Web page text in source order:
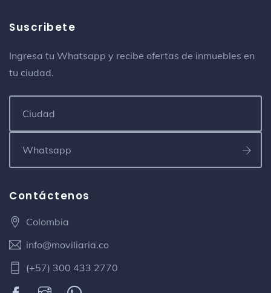
Suscribete
Ingresa tu Whatsapp y recibe ofertas de inmuebles en
tu ciudad.
Contáctenos
Colombia
info@moviliaria.co
(+57) 300 433 2770